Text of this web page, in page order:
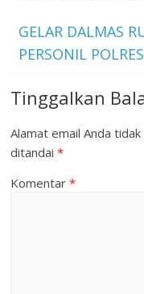
GELAR DALMAS
PERSONIL
Tinggalkan
Alamat email Anda tidak
ditandai*
Komentar*